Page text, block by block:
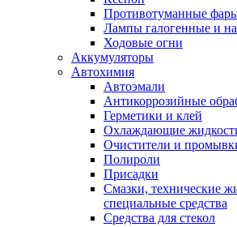
Противотуманные
Лампы галогенные и
Ходовые огни
Аккумуляторы
Автохимия
Автоэмали
Антикоррозийные
Герметики и клей
Охлаждающие
Очистители и
Полироли
Присадки
Смазки, технические
специальные средства
Средства для стекол